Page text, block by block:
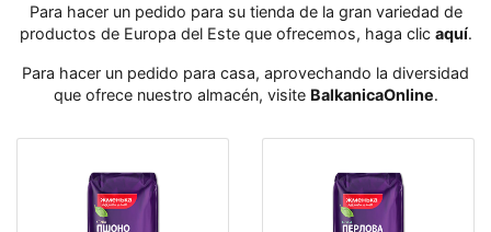
Para hacer un pedido para su tienda de la gran variedad de
productos de Europa del Este que ofrecemos, haga clic aquí․
Para hacer un pedido para casa, aprovechando la diversidad
que ofrece nuestro almacén, visite BalkanicaOnline․